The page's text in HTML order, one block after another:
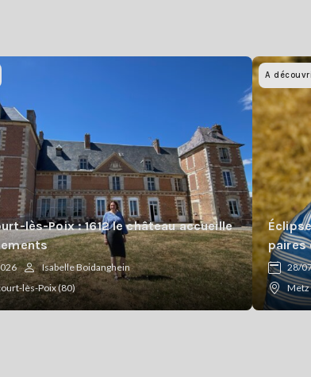
lès-Poix : 1612 le château accueille
Isabelle Boidanghein
lès-Poix (80)
A
paires
28/
Metz